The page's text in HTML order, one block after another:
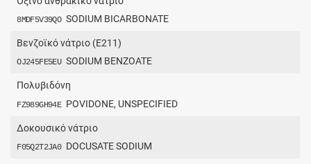
8MDF5V39QO SODIUM BICARBONATE
Βενζοϊκό νάτριο (Ε211)
OJ245FE5EU SODIUM BENZOATE
Πολυβιδόνη
FZ989GH94E POVIDONE, UNSPECIFIED
Δοκουσικό νάτριο
F05Q2T2JA0 DOCUSATE SODIUM